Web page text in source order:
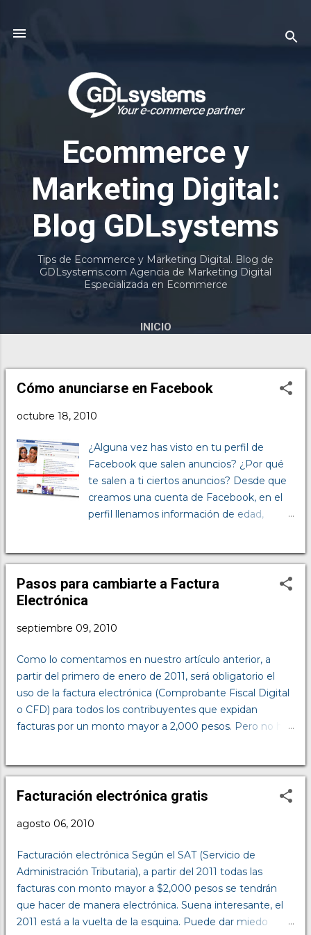
Ecommerce y
Marketing Digital:
Blog GDLsystems
Tips de Ecommerce y Marketing Digital. Blog de
GDLsystems.com Agencia de Marketing Digital
Especializada en Ecommerce
INICIO
Cómo anunciarse en Facebook
octubre 18, 2010
¿Alguna vez has visto en tu perfil de
Facebook que salen anuncios? ¿Por qué
te salen a ti ciertos anuncios? Desde que
creamos una cuenta de Facebook, en el
perfil llenamos información de edad,
formación académica y mucho más. De
esta manera Facebook te permite poner
Al 7 de Octubre de 2010 Facebook tiene
cerca de 700 mil en Guadalajara, Jalisco.
Por ejemplo, si tienes una joyería en
Guadalajara y vendes principalmente
anillos de compromiso, podrías poner un
anuncio al siguiente mercado: ¿Cuánto
Puedes ofrecer pagar por clic No cuesta
haga clic a tu anuncio. Tú decides cuanto
poner anuncios a al mismo mercado que
tu y ofreces muy poco por clic, es posible
que t...
Pasos para cambiarte a Factura
Electrónica
septiembre 09, 2010
Como lo comentamos en nuestro artículo anterior, a
partir del primero de enero de 2011, será obligatorio el
uso de la factura electrónica (Comprobante Fiscal Digital
o CFD) para todos los contribuyentes que expidan
facturas por un monto mayor a 2,000 pesos. Pero no hay
pensamos. Hay 2 formas de cumplir con esta obligación:
Emitir las facturas electrónicas por nuestros propios
certificado por el SAT. Para elegir la manera en la que
básicamente del número de facturas que generamos
mensualmente, debido al costo que ello puede implicar.
Por ejemplo: si una empresa genera un promedio de 15
facturas al mes, no es recomendable hacerlo por sus
propios medios (es decir, desarrollar o adquirir un
Facturación electrónica gratis
agosto 06, 2010
Facturación electrónica Según el SAT (Servicio de
Administración Tributaria), a partir del 2011 todas las
facturas con monto mayor a $2,000 pesos se tendrán
que hacer de manera electrónica. Suena interesante, el
2011 está a la vuelta de la esquina. Puede dar miedo